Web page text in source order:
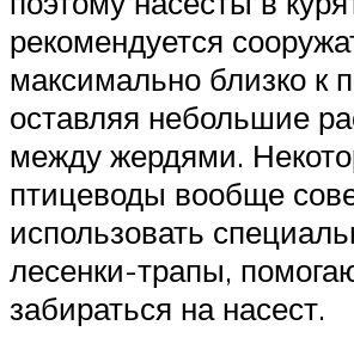
рекомендуется
максимально близко к
оставляя небольшие
между жердями.
птицеводы вообще
использовать
лесенки-трапы,
забираться на насест.